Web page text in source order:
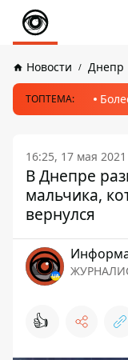
Новости Днепр
ТОПТЕМА:
16:25, 17 мая 2021
В Днепре
мальчика,
вернулся
👍